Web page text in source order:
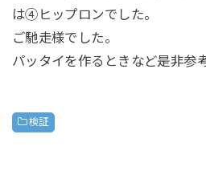
は④ヒップロンでした。
ご馳走様でした。
パッタイを作るときなど是非参
検証